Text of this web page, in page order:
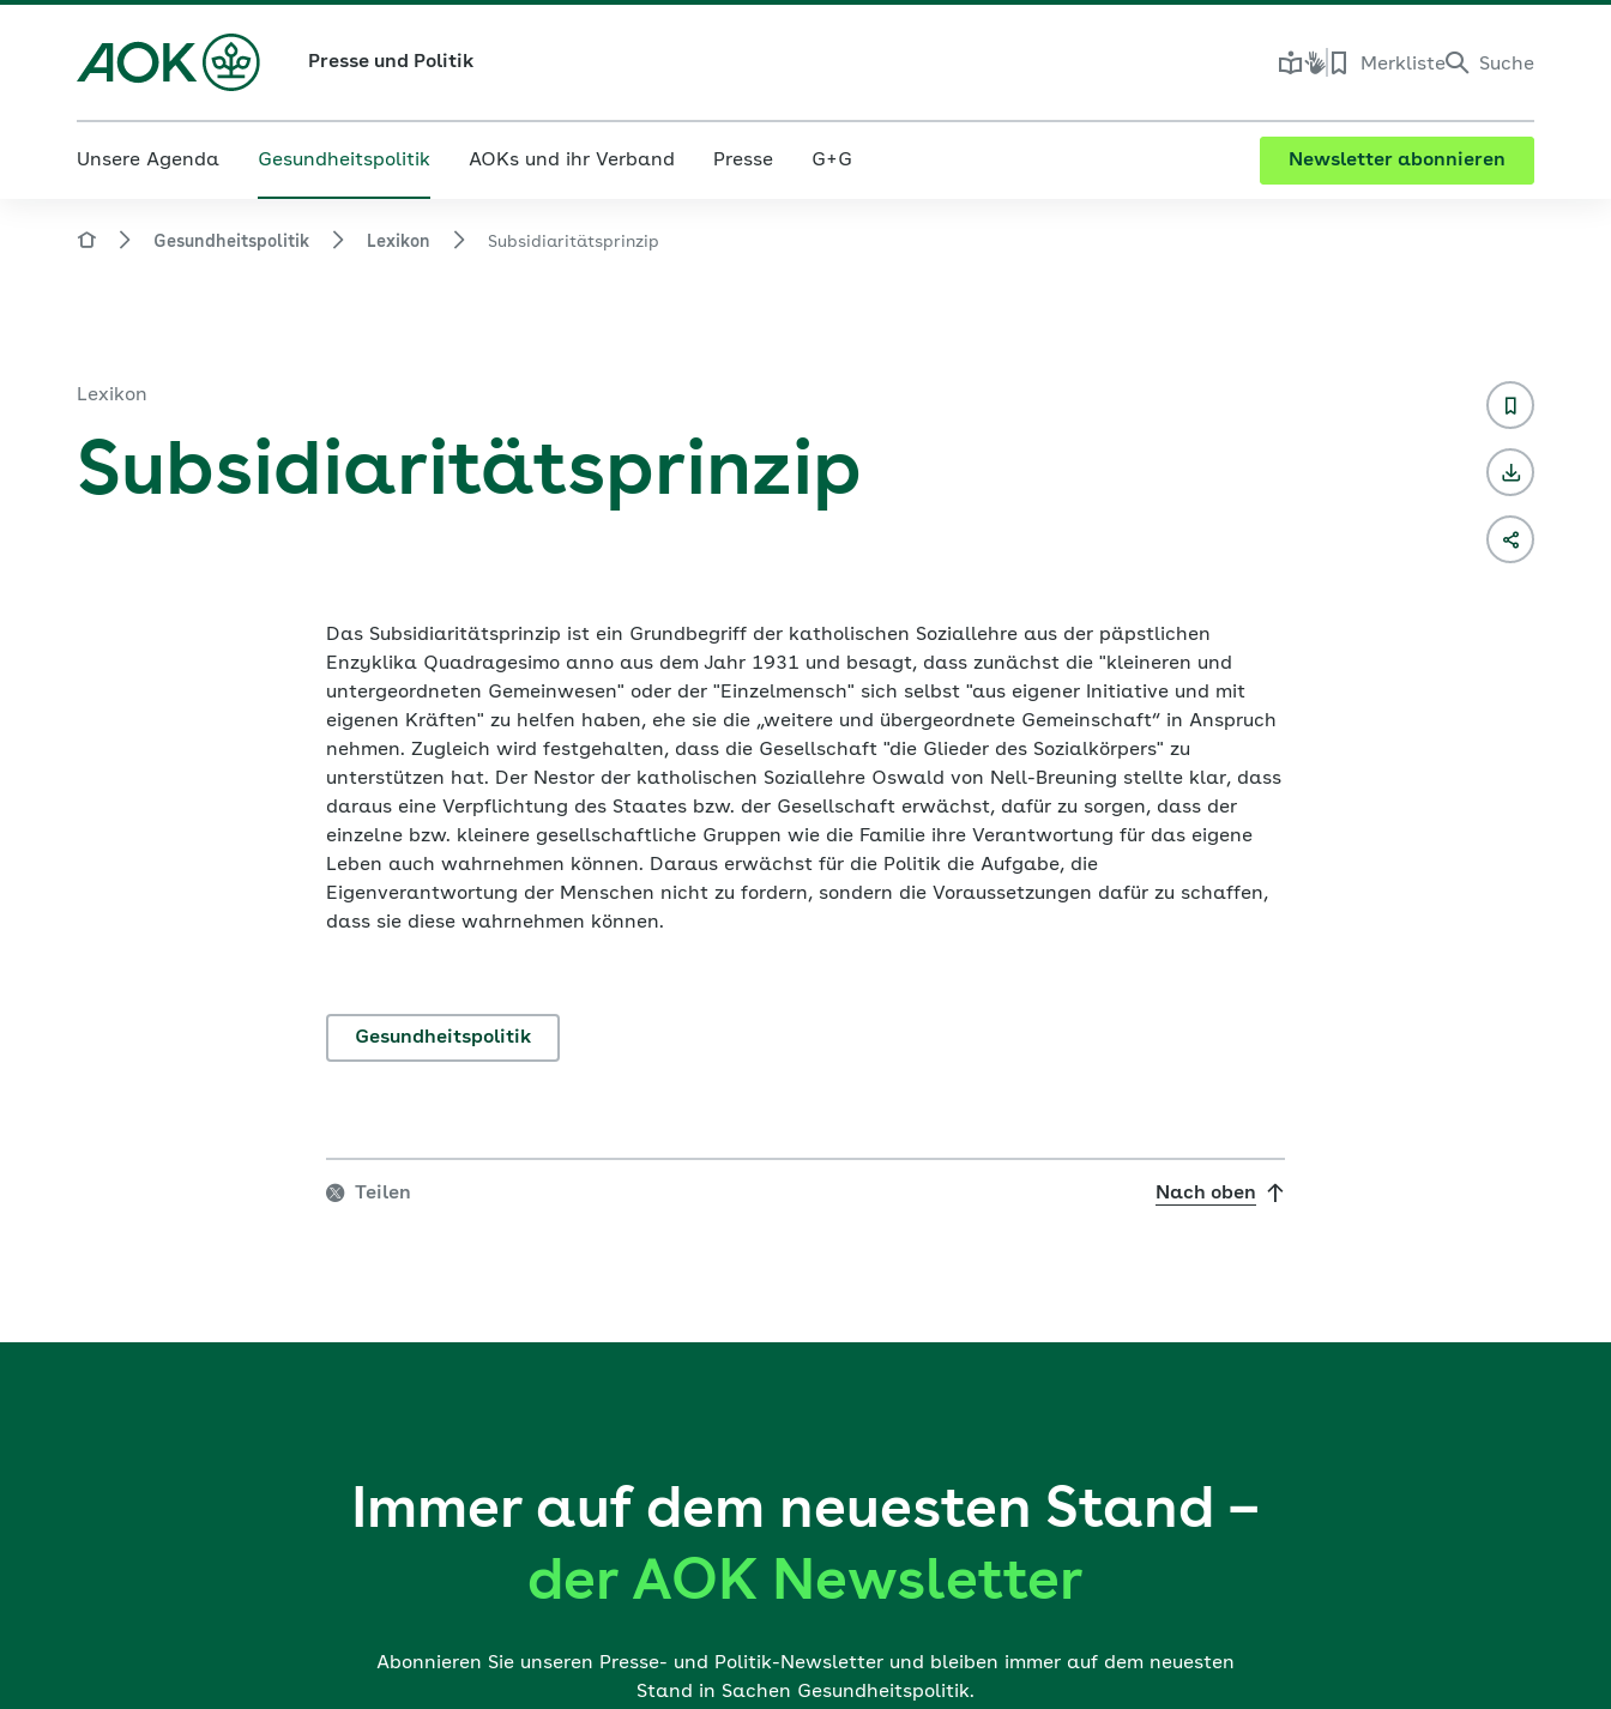
Presse und Politik Merkliste Suche
Unsere Agenda Gesundheitspolitik AOKs und ihr Verband Presse G+G Newsletter abonnieren
Gesundheitspolitik Lexikon Subsidiaritätsprinzip
Lexikon
Subsidiaritätsprinzip
Das Subsidiaritätsprinzip ist ein Grundbegriff der katholischen Soziallehre aus der päpstlichen
Enzyklika Quadragesimo anno aus dem Jahr 1931 und besagt, dass zunächst die "kleineren und
untergeordneten Gemeinwesen" oder der "Einzelmensch" sich selbst "aus eigener Initiative und mit
eigenen Kräften" zu helfen haben, ehe sie die „weitere und übergeordnete Gemeinschaft“ in Anspruch
nehmen. Zugleich wird festgehalten, dass die Gesellschaft "die Glieder des Sozialkörpers" zu
unterstützen hat. Der Nestor der katholischen Soziallehre Oswald von Nell-Breuning stellte klar, dass
daraus eine Verpflichtung des Staates bzw. der Gesellschaft erwächst, dafür zu sorgen, dass der
einzelne bzw. kleinere gesellschaftliche Gruppen wie die Familie ihre Verantwortung für das eigene
Leben auch wahrnehmen können. Daraus erwächst für die Politik die Aufgabe, die
Eigenverantwortung der Menschen nicht zu fordern, sondern die Voraussetzungen dafür zu schaffen,
dass sie diese wahrnehmen können.
Gesundheitspolitik
Teilen Nach oben
Immer auf dem neuesten Stand –
der AOK Newsletter
Abonnieren Sie unseren Presse- und Politik-Newsletter und bleiben immer auf dem neuesten
Stand in Sachen Gesundheitspolitik.